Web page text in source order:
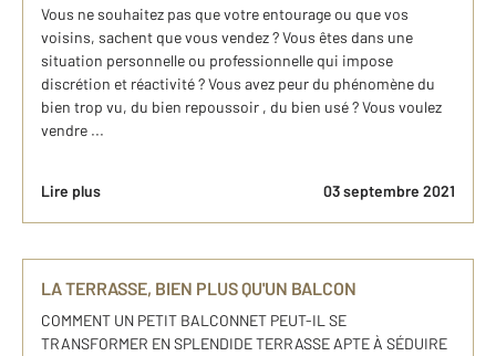
Vous ne souhaitez pas que votre entourage ou que vos
voisins, sachent que vous vendez ? Vous êtes dans une
situation personnelle ou professionnelle qui impose
discrétion et réactivité ? Vous avez peur du phénomène du
bien trop vu, du bien repoussoir , du bien usé ? Vous voulez
vendre ...
Lire plus 03 septembre 2021
LA TERRASSE, BIEN PLUS QU'UN BALCON
COMMENT UN PETIT BALCONNET PEUT-IL SE
TRANSFORMER EN SPLENDIDE TERRASSE APTE À SÉDUIRE